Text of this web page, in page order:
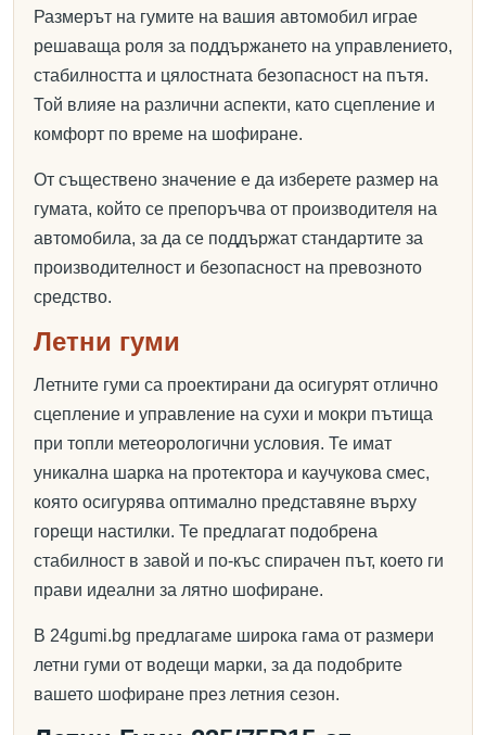
Размерът на гумите на вашия автомобил играе
решаваща роля за поддържането на управлението,
стабилността и цялостната безопасност на пътя.
Той влияе на различни аспекти, като сцепление и
комфорт по време на шофиране.
От съществено значение е да изберете размер на
гумата, който се препоръчва от производителя на
автомобила, за да се поддържат стандартите за
производителност и безопасност на превозното
средство.
Летни гуми
Летните гуми са проектирани да осигурят отлично
сцепление и управление на сухи и мокри пътища
при топли метеорологични условия. Те имат
уникална шарка на протектора и каучукова смес,
която осигурява оптимално представяне върху
горещи настилки. Те предлагат подобрена
стабилност в завой и по-къс спирачен път, което ги
прави идеални за лятно шофиране.
В 24gumi.bg предлагаме широка гама от размери
летни гуми от водещи марки, за да подобрите
вашето шофиране през летния сезон.